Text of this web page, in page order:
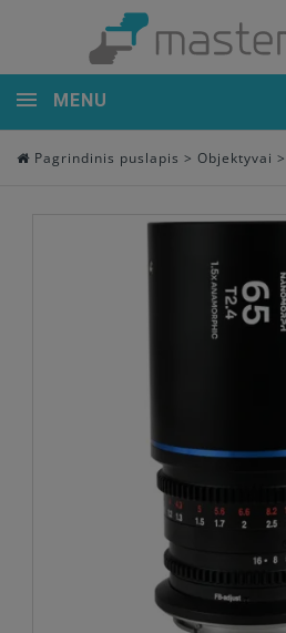
MENU
Pagrindinis puslapis > Objektyvai >